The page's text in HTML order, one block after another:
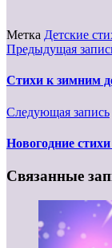
Метка Детские
Предыдущая
Стихи к зимним
Следующая запись
Новогодние
Связанные